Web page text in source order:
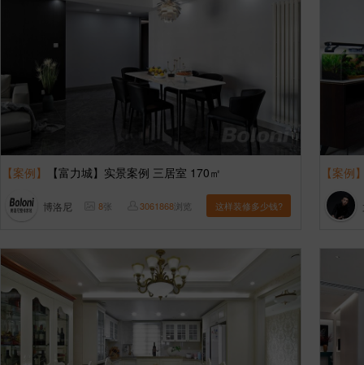
【案例】 【富力城】实景案例 三居室 170㎡
博洛尼 8张 3061868浏览 这样装修多少钱?
【案例